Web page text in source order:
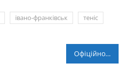
івано-франківськ
теніс
Офіційно. “Прикарпаття” підписало трьох новачків